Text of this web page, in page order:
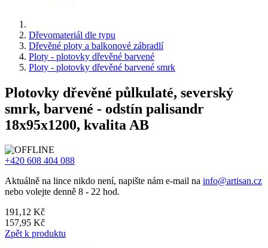
Dřevomateriál dle typu
Dřevěné ploty a balkonové zábradlí
Ploty - plotovky dřevěné barvené
Ploty - plotovky dřevěné barvené smrk
Plotovky dřevěné půlkulaté, severský
smrk, barvené - odstín palisandr
18x95x1200, kvalita AB
+420 608 404 088
Aktuálně na lince nikdo není, napište nám e-mail na info@artisan.cz
nebo volejte denně 8 - 22 hod.
191,12 Kč
157,95 Kč
Zpět k produktu